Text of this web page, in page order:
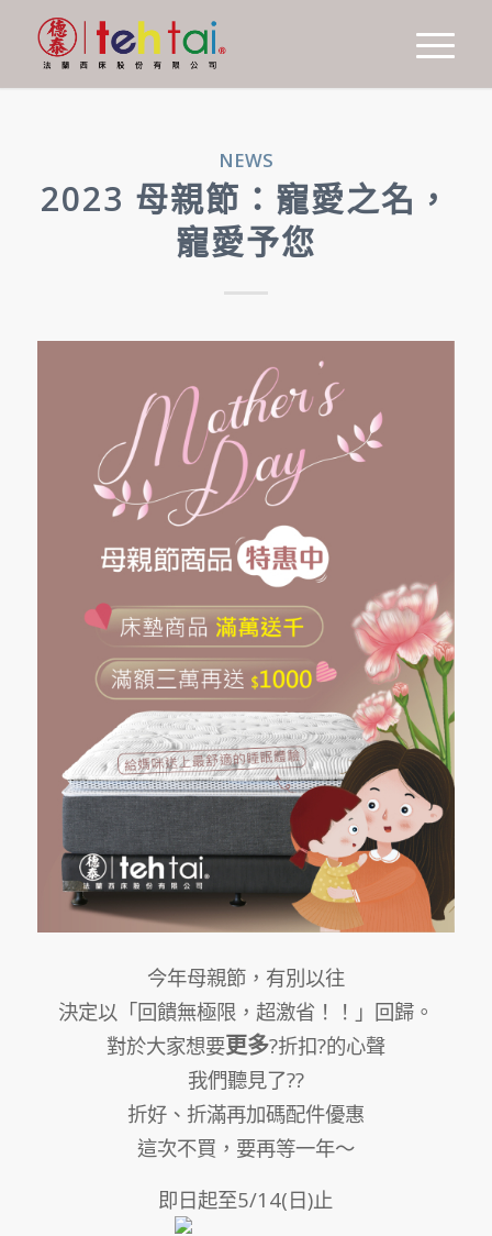
NEWS
2023 母親節：寵愛之名，
寵愛予您
今年母親節，有別以往
決定以「回饋無極限，超激省！！」回歸。
對於大家想要更多?折扣?的心聲
我們聽見了??
折好、折滿再加碼配件優惠
這次不買，要再等一年～
即日起至5/14(日)止